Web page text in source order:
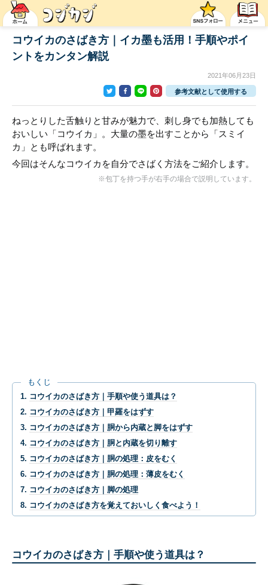
コウイカのさばき方｜イカ墨も活用！手順やポイ
ントをカンタン解説
2021年06月23日
参考文献として使用する
ねっとりした舌触りと甘みが魅力で、刺し身でも加熱しても
おいしい「コウイカ」。大量の墨を出すことから「スミイ
カ」とも呼ばれます。
今回はそんなコウイカを自分でさばく方法をご紹介します。
※包丁を持つ手が右手の場合で説明しています。
もくじ
コウイカのさばき方｜手順や使う道具は？
コウイカのさばき方｜甲羅をはずす
コウイカのさばき方｜胴から内蔵と脚をはずす
コウイカのさばき方｜胴と内蔵を切り離す
コウイカのさばき方｜胴の処理：皮をむく
コウイカのさばき方｜胴の処理：薄皮をむく
コウイカのさばき方｜脚の処理
コウイカのさばき方を覚えておいしく食べよう！
コウイカのさばき方｜手順や使う道具は？